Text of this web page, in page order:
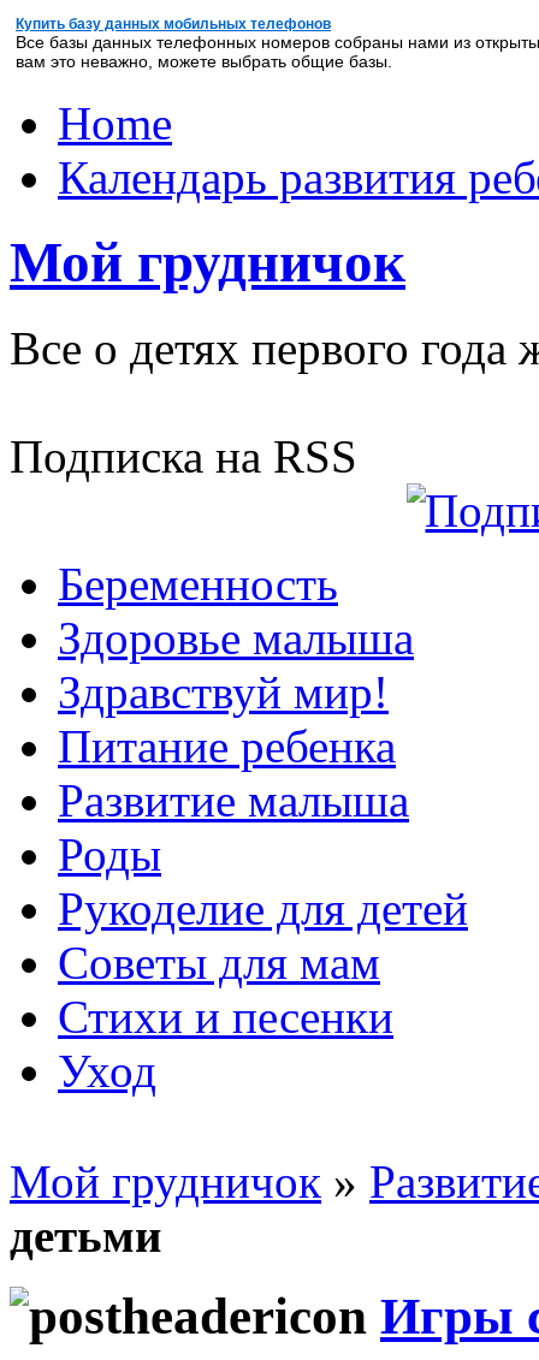
Купить базу данных мобильных телефонов
Все базы данных телефонных номеров собраны нами из
вам это неважно, можете выбрать общие базы.
Home
Календарь развития
Мой грудничок
Все о детях первого года
Подписка на RSS
Беременность
Здоровье малыша
Здравствуй мир!
Питание ребенка
Развитие малыша
Роды
Рукоделие для детей
Советы для мам
Стихи и песенки
Уход
Мой грудничок »
детьми
Игры